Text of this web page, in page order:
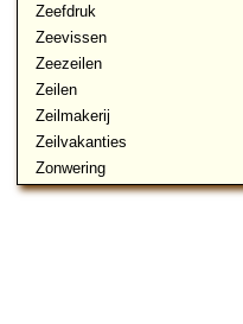
Zeefdruk
Zeevissen
Zeezeilen
Zeilen
Zeilmakerij
Zeilvakanties
Zonwering